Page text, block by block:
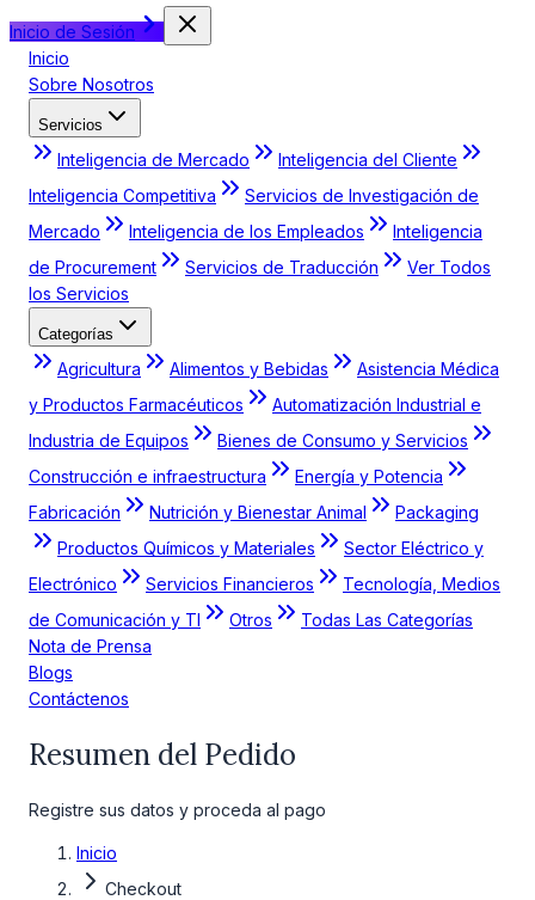
Inicio de Sesión
Inicio
Sobre Nosotros
Servicios
Inteligencia de Mercado
Inteligencia del Cliente
Inteligencia Competitiva
Servicios de Investigación de
Mercado
Inteligencia de los Empleados
Inteligencia
de Procurement
Servicios de Traducción
Ver Todos
los Servicios
Categorías
Agricultura Alimentos y Bebidas
Asistencia Médica
y Productos Farmacéuticos
Automatización Industrial e
Industria de Equipos
Bienes de Consumo y Servicios
Construcción e infraestructura
Energía y Potencia
Fabricación
Nutrición y Bienestar Animal
Packaging
Productos Químicos y Materiales
Sector Eléctrico y
Electrónico
Servicios Financieros
Tecnología, Medios
de Comunicación y TI
Otros
Todas Las Categorías
Nota de Prensa
Blogs
Contáctenos
Resumen del Pedido
Registre sus datos y proceda al pago
Inicio
Checkout